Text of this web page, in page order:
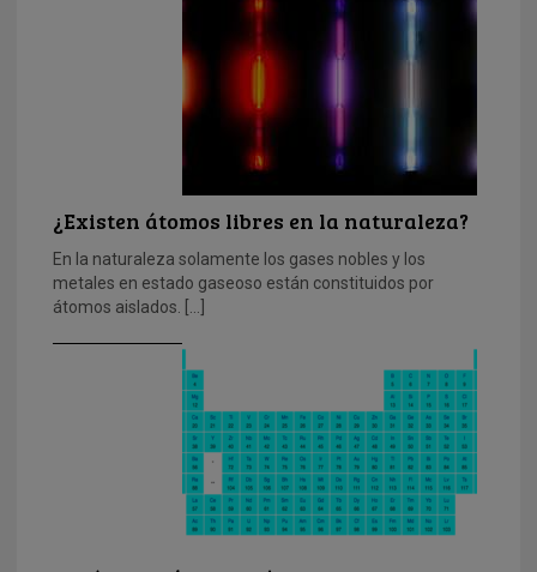
¿Existen átomos libres en la naturaleza?
En la naturaleza solamente los gases nobles y los
metales en estado gaseoso están constituidos por
átomos aislados. […]